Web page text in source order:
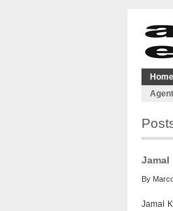
Home
Jamal
By
Jamal